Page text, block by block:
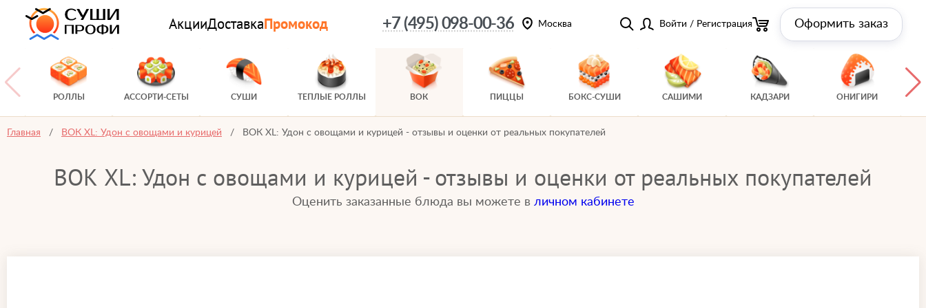
АкцииДоставкаПромокод +7 (495) 098-00-36 Москва Войти / Регистрация Оформить заказ
РОЛЛЫ АССОРТИ-СЕТЫ СУШИ ТЕПЛЫЕ РОЛЛЫ ВОК ПИЦЦЫ БОКС-СУШИ САШИМИ КАДЗАРИ ОНИГИРИ
Главная ВОК XL: Удон с овощами и курицей ВОК XL: Удон с овощами и курицей - отзывы и оценки от реальных покупателей
ВОК XL: Удон с овощами и курицей - отзывы и оценки от реальных покупателей
Оценить заказанные блюда вы можете в личном кабинете